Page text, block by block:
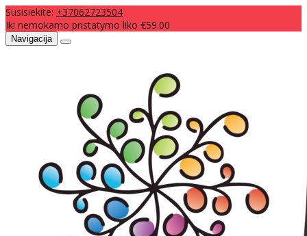
Susisiekite: +37062723504
Iki nemokamo pristatymo liko €59.00
Navigacija